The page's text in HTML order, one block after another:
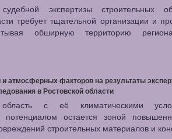
экспертизы строительных
требует тщательной организации и
обширную территорию
и атмосферных факторов на результаты
в Ростовской области
с её климатическими
остается зоной
строительных материалов и